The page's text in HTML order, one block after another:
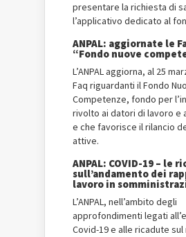
presentare la richiesta di
l’applicativo dedicato al
ANPAL: aggiornate le
“Fondo nuove
L’ANPAL aggiorna, al 25
Faq riguardanti il Fondo
Competenze, fondo per
rivolto ai datori di lavoro e
e che favorisce il rilancio
attive.
ANPAL: COVID-19 – le
sull’andamento dei
lavoro in
L’ANPAL, nell’ambito degli
approfondimenti legati
Covid-19 e alle ricadute